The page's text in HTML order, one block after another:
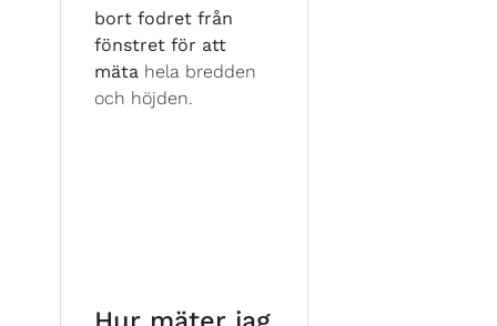
bort fodret från
fönstret för att
mäta hela bredden
och höjden.